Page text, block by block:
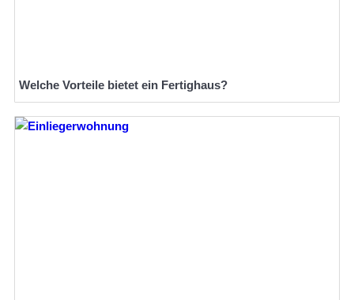
Welche Vorteile bietet ein Fertighaus?